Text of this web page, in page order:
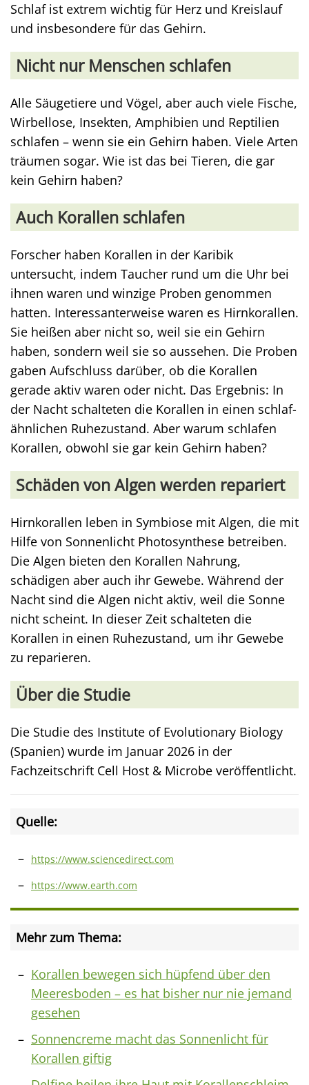
Schlaf ist extrem wichtig für Herz und Kreislauf
und insbesondere für das Gehirn.
Nicht nur Menschen schlafen
Alle Säugetiere und Vögel, aber auch viele Fische,
Wirbellose, Insekten, Amphibien und Reptilien
schlafen – wenn sie ein Gehirn haben. Viele Arten
träumen sogar. Wie ist das bei Tieren, die gar
kein Gehirn haben?
Auch Korallen schlafen
Forscher haben Korallen in der Karibik
untersucht, indem Taucher rund um die Uhr bei
ihnen waren und winzige Proben genommen
hatten. Interessanterweise waren es Hirnkorallen.
Sie heißen aber nicht so, weil sie ein Gehirn
haben, sondern weil sie so aussehen. Die Proben
gaben Aufschluss darüber, ob die Korallen
gerade aktiv waren oder nicht. Das Ergebnis: In
der Nacht schalteten die Korallen in einen schlaf-
ähnlichen Ruhezustand. Aber warum schlafen
Korallen, obwohl sie gar kein Gehirn haben?
Schäden von Algen werden repariert
Hirnkorallen leben in Symbiose mit Algen, die mit
Hilfe von Sonnenlicht Photosynthese betreiben.
Die Algen bieten den Korallen Nahrung,
schädigen aber auch ihr Gewebe. Während der
Nacht sind die Algen nicht aktiv, weil die Sonne
nicht scheint. In dieser Zeit schalteten die
Korallen in einen Ruhezustand, um ihr Gewebe
zu reparieren.
Über die Studie
Die Studie des Institute of Evolutionary Biology
(Spanien) wurde im Januar 2026 in der
Fachzeitschrift Cell Host & Microbe veröffentlicht.
Quelle:
https://www.sciencedirect.com
https://www.earth.com
Mehr zum Thema:
Korallen bewegen sich hüpfend über den
Meeresboden – es hat bisher nur nie jemand
gesehen
Sonnencreme macht das Sonnenlicht für
Korallen giftig